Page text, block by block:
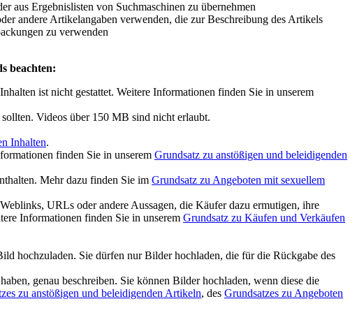
aus Ergebnislisten von Suchmaschinen zu übernehmen
andere Artikelangaben verwenden, die zur Beschreibung des Artikels
zu verwenden
beachten:
ist nicht gestattet. Weitere Informationen finden Sie in unserem
Videos über 150 MB sind nicht erlaubt.
Inhalten.
finden Sie in unserem Grundsatz zu anstößigen und beleidigenden
Mehr dazu finden Sie im Grundsatz zu Angeboten mit sexuellem
URLs oder andere Aussagen, die Käufer dazu ermutigen, ihre
Informationen finden Sie in unserem Grundsatz zu Käufen und Verkäufen
hochzuladen. Sie dürfen nur Bilder hochladen, die für die Rückgabe des
genau beschreiben. Sie können Bilder hochladen, wenn diese die
zu anstößigen und beleidigenden Artikeln, des Grundsatzes zu Angeboten